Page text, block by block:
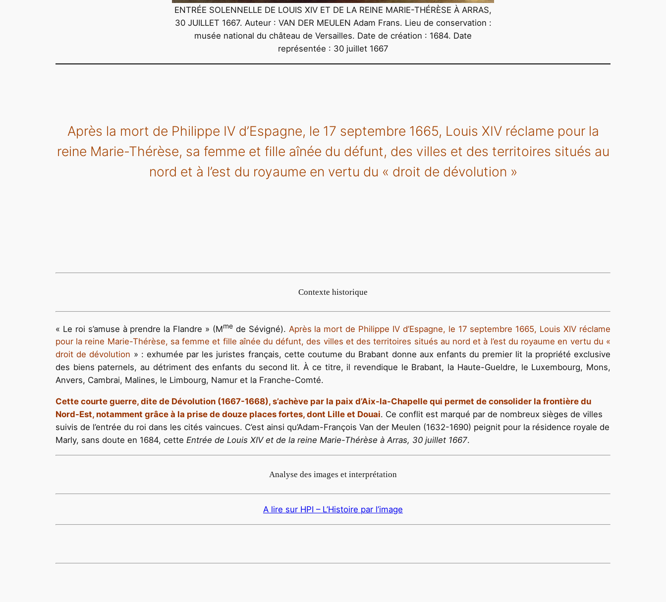
ENTRÉE SOLENNELLE DE LOUIS XIV ET DE LA REINE MARIE-THÉRÈSE À ARRAS,
30 JUILLET 1667. Auteur : VAN DER MEULEN Adam Frans. Lieu de conservation :
musée national du château de Versailles. Date de création : 1684. Date
représentée : 30 juillet 1667
Après la mort de Philippe IV d’Espagne, le 17 septembre 1665, Louis XIV réclame pour la
reine Marie-Thérèse, sa femme et fille aînée du défunt, des villes et des territoires situés au
nord et à l’est du royaume en vertu du « droit de dévolution »
Contexte historique
« Le roi s’amuse à prendre la Flandre » (Mmede Sévigné). Après la mort de Philippe IV d’Espagne, le 17 septembre 1665, Louis XIV réclame
pour la reine Marie-Thérèse, sa femme et fille aînée du défunt, des villes et des territoires situés au nord et à l’est du royaume en vertu du «
droit de dévolution » : exhumée par les juristes français, cette coutume du Brabant donne aux enfants du premier lit la propriété exclusive
des biens paternels, au détriment des enfants du second lit. À ce titre, il revendique le Brabant, la Haute-Gueldre, le Luxembourg, Mons,
Anvers, Cambrai, Malines, le Limbourg, Namur et la Franche-Comté.
Cette courte guerre, dite de Dévolution (1667-1668), s’achève par la paix d’Aix-la-Chapelle qui permet de consolider la frontière du
Nord-Est, notamment grâce à la prise de douze places fortes, dont Lille et Douai. Ce conflit est marqué par de nombreux sièges de villes
suivis de l’entrée du roi dans les cités vaincues. C’est ainsi qu’Adam-François Van der Meulen (1632-1690) peignit pour la résidence royale de
Marly, sans doute en 1684, cette Entrée de Louis XIV et de la reine Marie-Thérèse à Arras, 30 juillet 1667.
Analyse des images et interprétation
A lire sur HPI – L’Histoire par l’image